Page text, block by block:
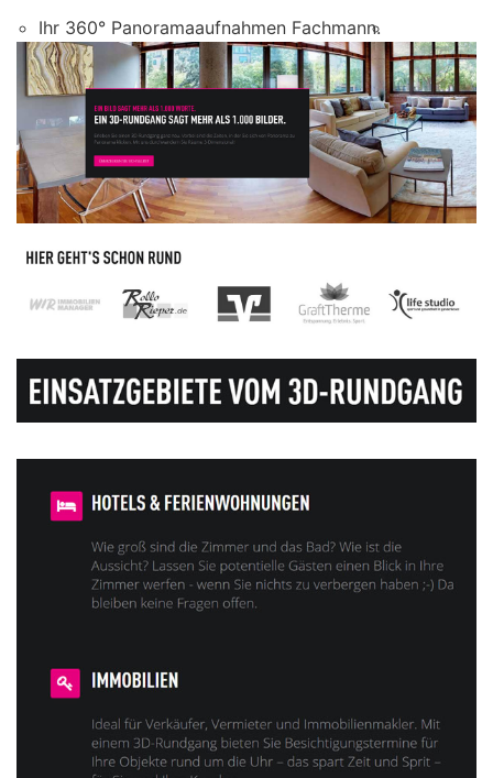
Ihr 360° Panoramaaufnahmen Fachmann.